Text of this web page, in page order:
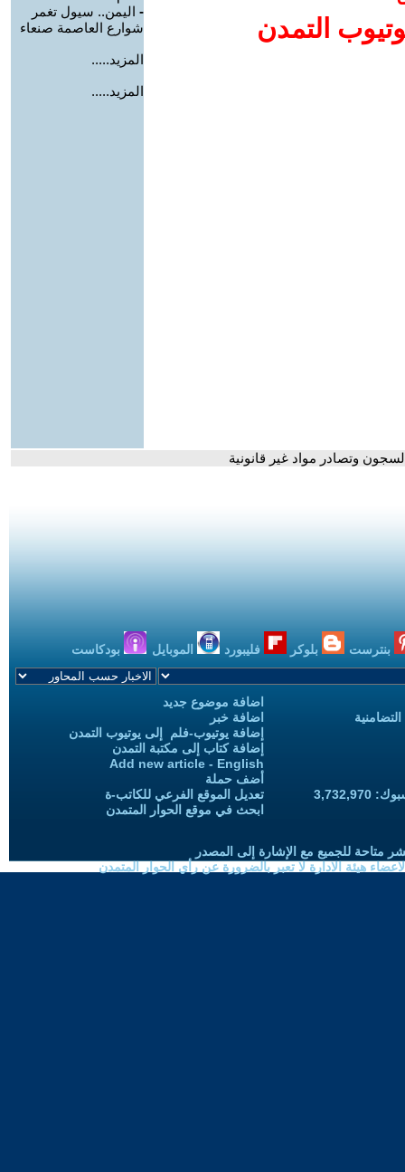
التمدن
- اليمن.. سيول تغمر
شوارع العاصمة صنعاء
المزيد.....
المزيد.....
وتصادر مواد غير قانونية
بنترست بلوكر فليبورد الموبايل بودكاست
اضافة موضوع جديد
اضافة خبر
إضافة يوتيوب-فلم إلى يوتيوب التمدن
إضافة كتاب إلى مكتبة التمدن
Add new article - English
أضف حملة
تعديل الموقع الفرعي للكاتب-ة
ابحث في موقع الحوار المتمدن
متاحة للجميع مع الإشارة إلى المصدر
هيئة الادارة لا تعبر بالضرورة عن رأي الحوار المتمدن